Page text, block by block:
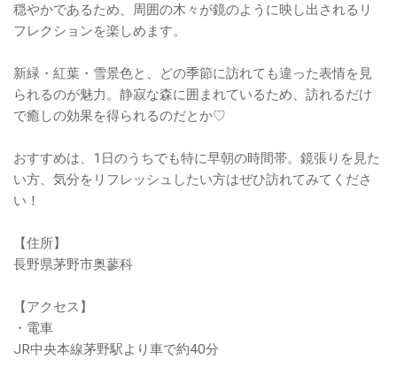
穏やかであるため、周囲の木々が鏡のように映し出されるリ
フレクションを楽しめます。
新緑・紅葉・雪景色と、どの季節に訪れても違った表情を見
られるのが魅力。静寂な森に囲まれているため、訪れるだけ
で癒しの効果を得られるのだとか♡
おすすめは、1日のうちでも特に早朝の時間帯。鏡張りを見た
い方、気分をリフレッシュしたい方はぜひ訪れてみてくださ
い！
【住所】
長野県茅野市奥蓼科
【アクセス】
・電車
JR中央本線茅野駅より車で約40分